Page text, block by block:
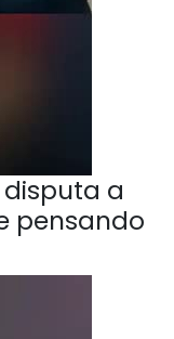
a
pensando